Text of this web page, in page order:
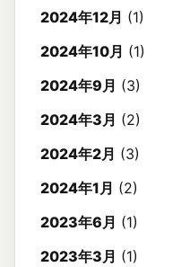
2024年12月 (1)
2024年10月 (1)
2024年9月 (3)
2024年3月 (2)
2024年2月 (3)
2024年1月 (2)
2023年6月 (1)
2023年3月 (1)